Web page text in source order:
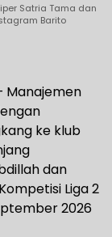
Satria Tama dan
Barito
Manajemen
ke klub
dan
Liga 2
2026